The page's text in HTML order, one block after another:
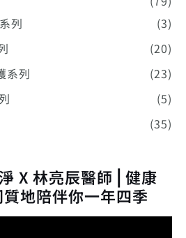
列
(3)
(20)
系列
(23)
(5)
(35)
X 林亮辰醫師⎪健康
地陪伴你一年四季